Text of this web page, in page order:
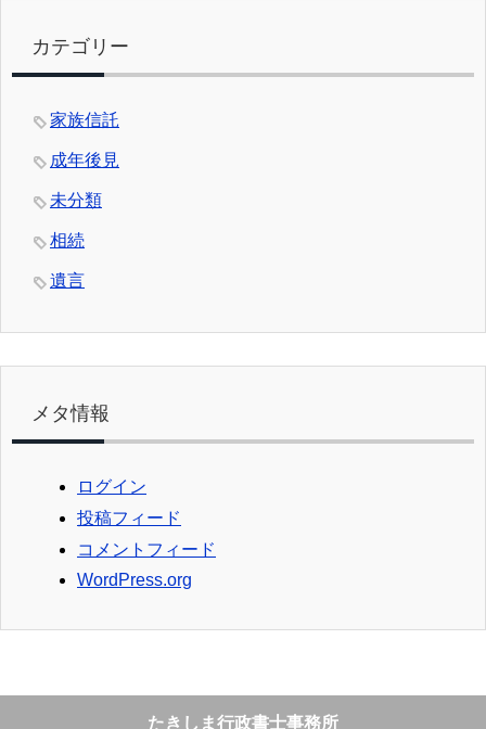
カテゴリー
家族信託
成年後見
未分類
相続
遺言
メタ情報
ログイン
投稿フィード
コメントフィード
WordPress.org
たきしま行政書士事務所